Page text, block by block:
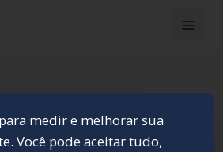
medir e melhorar sua
Você pode aceitar tudo,